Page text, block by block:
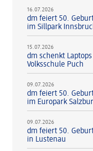
16.07.2026
dm feiert 50.
im Sillpark
15.07.2026
dm schenkt
Volksschule Puch
09.07.2026
dm feiert 50.
im Europark
09.07.2026
dm feiert 50.
in Lustenau